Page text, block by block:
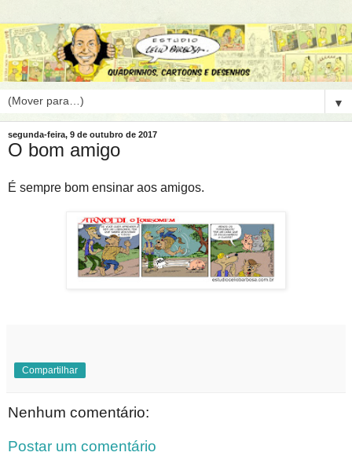
▼
segunda-feira, 9 de outubro de 2017
O bom amigo
É sempre bom ensinar aos amigos.
Compartilhar
Nenhum comentário:
Postar um comentário